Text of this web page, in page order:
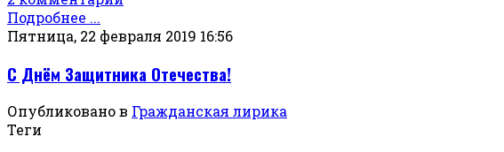
Подробнее ...
Пятница, 22 февраля 2019 16:56
С Днём Защитника Отечества!
Опубликовано в Гражданская лирика
Теги